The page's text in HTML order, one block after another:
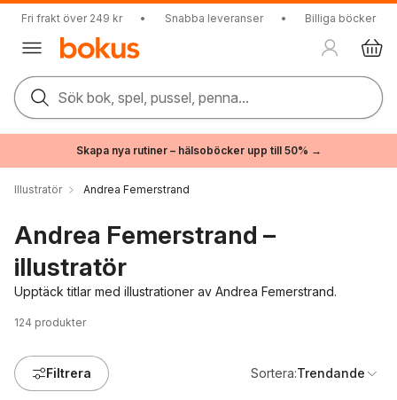
Fri frakt över 249 kr • Snabba leveranser • Billiga böcker
Sök bok, spel, pussel, penna...
Skapa nya rutiner – hälsoböcker upp till 50% →
Illustratör Andrea Femerstrand
Andrea Femerstrand –
illustratör
Upptäck titlar med illustrationer av Andrea Femerstrand.
124 produkter
Filtrera Sortera:Trendande